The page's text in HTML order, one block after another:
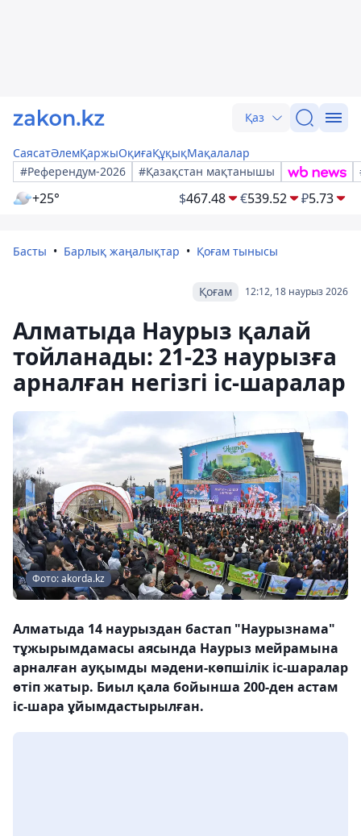
Қаз
СаясатӘлемҚаржыОқиғаҚұқықМақалалар
#Референдум-2026
#Қазақстан мақтанышы
+25° $467.48 €539.52 ₽5.73
Басты Барлық жаңалықтар Қоғам тынысы
12:12, 18 наурыз 2026
Қоғам
Алматыда Наурыз қалай
тойланады: 21-23 наурызға
арналған негізгі іс-шаралар
Фото: akorda.kz
Алматыда 14 наурыздан бастап "Наурызнама"
тұжырымдамасы аясында Наурыз мейрамына
арналған ауқымды мәдени-көпшілік іс-шаралар
өтіп жатыр. Биыл қала бойынша 200-ден астам
іс-шара ұйымдастырылған.